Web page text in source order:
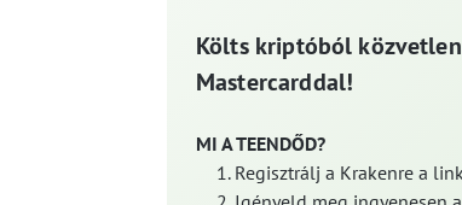
Költs kriptóból
Mastercarddal!
MI A TEENDŐD?
Regisztrálj a Krakenre a